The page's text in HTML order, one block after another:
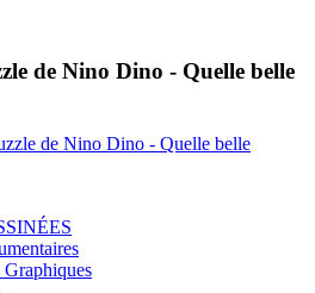
de Nino Dino - Quelle belle
de Nino Dino - Quelle belle